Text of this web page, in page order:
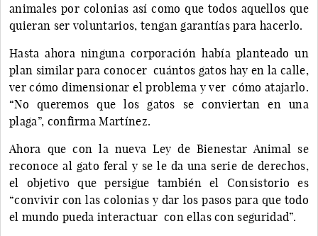
animales por colonias así como que todos aquellos que
quieran ser voluntarios, tengan garantías para hacerlo.
Hasta ahora ninguna corporación había planteado un
plan similar para conocer cuántos gatos hay en la calle,
ver cómo dimensionar el problema y ver cómo atajarlo.
“No queremos que los gatos se conviertan en una
plaga”, confirma Martínez.
Ahora que con la nueva Ley de Bienestar Animal se
reconoce al gato feral y se le da una serie de derechos,
el objetivo que persigue también el Consistorio es
“convivir con las colonias y dar los pasos para que todo
el mundo pueda interactuar con ellas con seguridad”.